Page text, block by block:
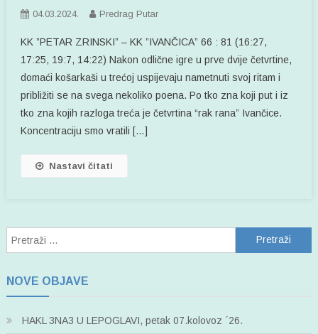
04.03.2024. Predrag Putar
KK ”PETAR ZRINSKI” – KK ”IVANČICA” 66 : 81 (16:27,
17:25, 19:7, 14:22) Nakon odlične igre u prve dvije četvrtine,
domaći košarkaši u trećoj uspijevaju nametnuti svoj ritam i
približiti se na svega nekoliko poena. Po tko zna koji put i iz
tko zna kojih razloga treća je četvrtina “rak rana” Ivančice.
Koncentraciju smo vratili […]
Nastavi čitati
Pretraži:
NOVE OBJAVE
HAKL 3NA3 U LEPOGLAVI, petak 07.kolovoz ´26.